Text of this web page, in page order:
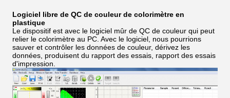
Logiciel libre de QC de couleur de colorimètre en
plastique
Le dispositif est avec le logiciel mûr de QC de couleur qui peut
relier le colorimètre au PC. Avec le logiciel, nous pourrions
sauver et contrôler les données de couleur, dérivez les
données, produisent du rapport des essais, rapport des essais
d'impression.